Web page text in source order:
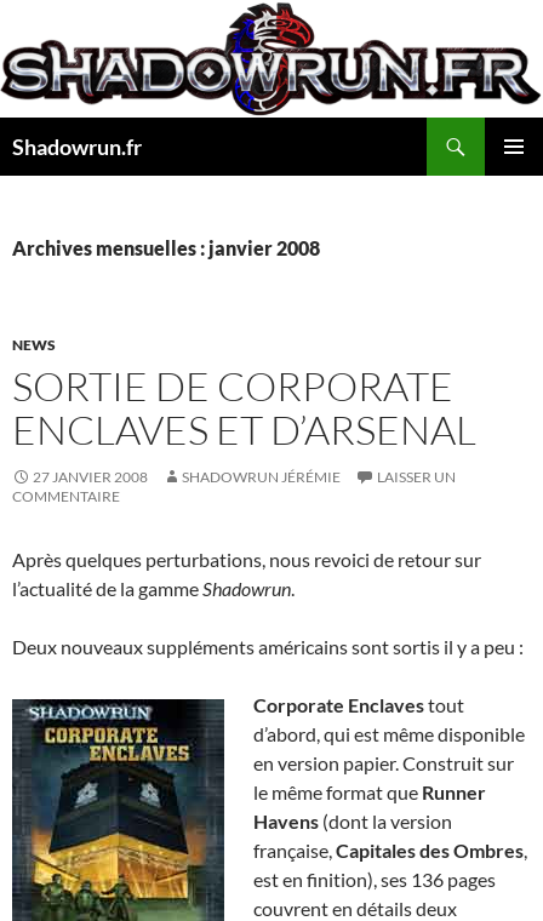
au
contenu
Shadowrun.fr
Archives mensuelles : janvier 2008
NEWS
SORTIE DE CORPORATE
ENCLAVES ET D’ARSENAL
27 JANVIER 2008 SHADOWRUN JÉRÉMIE
LAISSER UN
COMMENTAIRE
Après quelques perturbations, nous revoici de retour sur
l’actualité de la gammeShadowrun.
Deux nouveaux suppléments américains sont sortis il y a peu :
Corporate Enclavestout
d’abord, qui est même disponible
en version papier. Construit sur
le même format que Runner
Havens (dont la version
française,Capitales des Ombres,
est en finition), ses 136 pages
couvrent en détails deux